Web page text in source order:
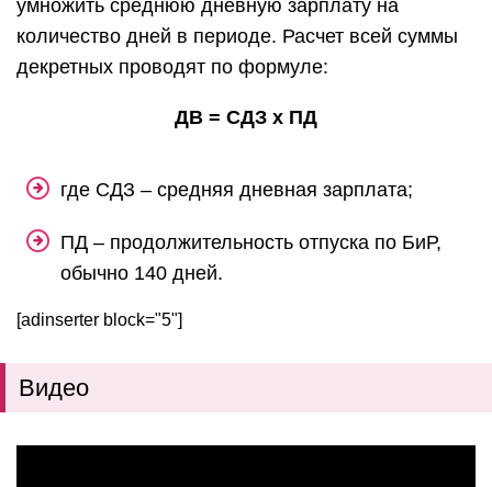
умножить среднюю дневную зарплату на
количество дней в периоде. Расчет всей суммы
декретных проводят по формуле:
ДВ = СДЗ х ПД
где СДЗ – средняя дневная зарплата;
ПД – продолжительность отпуска по БиР,
обычно 140 дней.
[adinserter block="5"]
Видео